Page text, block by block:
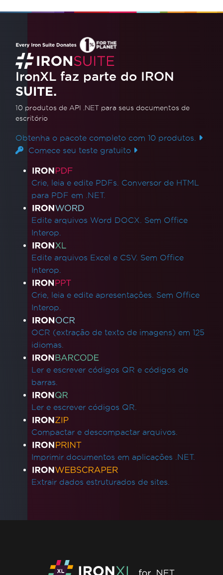
IronXL faz parte do IRON
SUITE.
10 produtos de API .NET para seus documentos de
escritório
Obtenha o pacote completo com 10 produtos.
Comece seu teste gratuito
Links de produtos
Crie, leia e edite PDFs. Conversor de HTML
para PDF em .NET.
Edite arquivos Word DOCX. Sem Office
Interop.
Edite arquivos Excel e CSV. Sem Office
Interop.
Crie, leia e edite apresentações. Sem Office
Interop.
OCR (extração de texto de imagens) em 125
idiomas.
Ler e escrever códigos QR e códigos de
barras.
Ler e escrever códigos QR.
Compactar e descompactar arquivos.
Imprimir documentos em aplicações .NET.
Extrair dados estruturados de sites.